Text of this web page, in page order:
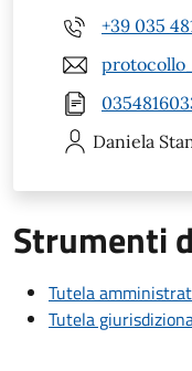
+39 035
Daniela
Strumenti
Tutela
Tutela